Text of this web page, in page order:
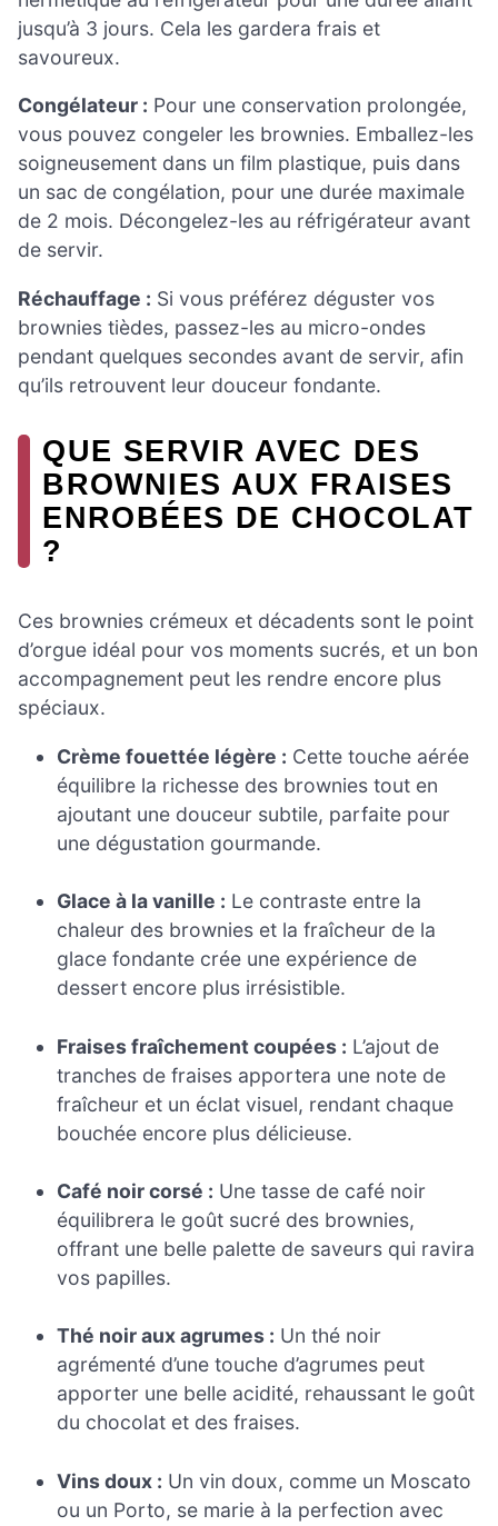
jusqu’à 3 jours. Cela les gardera frais et
savoureux.
Congélateur : Pour une conservation prolongée,
vous pouvez congeler les brownies. Emballez-les
soigneusement dans un film plastique, puis dans
un sac de congélation, pour une durée maximale
de 2 mois. Décongelez-les au réfrigérateur avant
de servir.
Réchauffage : Si vous préférez déguster vos
brownies tièdes, passez-les au micro-ondes
pendant quelques secondes avant de servir, afin
qu’ils retrouvent leur douceur fondante.
QUE SERVIR AVEC DES
BROWNIES AUX FRAISES
ENROBÉES DE CHOCOLAT
?
Ces brownies crémeux et décadents sont le point
d’orgue idéal pour vos moments sucrés, et un bon
accompagnement peut les rendre encore plus
spéciaux.
Crème fouettée légère : Cette touche aérée
équilibre la richesse des brownies tout en
ajoutant une douceur subtile, parfaite pour
une dégustation gourmande.
Glace à la vanille : Le contraste entre la
chaleur des brownies et la fraîcheur de la
glace fondante crée une expérience de
dessert encore plus irrésistible.
Fraises fraîchement coupées : L’ajout de
tranches de fraises apportera une note de
fraîcheur et un éclat visuel, rendant chaque
bouchée encore plus délicieuse.
Café noir corsé : Une tasse de café noir
équilibrera le goût sucré des brownies,
offrant une belle palette de saveurs qui ravira
vos papilles.
Thé noir aux agrumes : Un thé noir
agrémenté d’une touche d’agrumes peut
apporter une belle acidité, rehaussant le goût
du chocolat et des fraises.
Vins doux : Un vin doux, comme un Moscato
ou un Porto, se marie à la perfection avec